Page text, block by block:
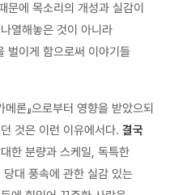
문에 목소리의 개성과 실감이
열해놓은 것이 아니라
벌이게 함으로써 이야기들
메론』으로부터 영향을 받았으되
것은 이런 이유에서다. 결국
한 분량과 스케일, 독특한
대 풍속에 관한 실감 있는